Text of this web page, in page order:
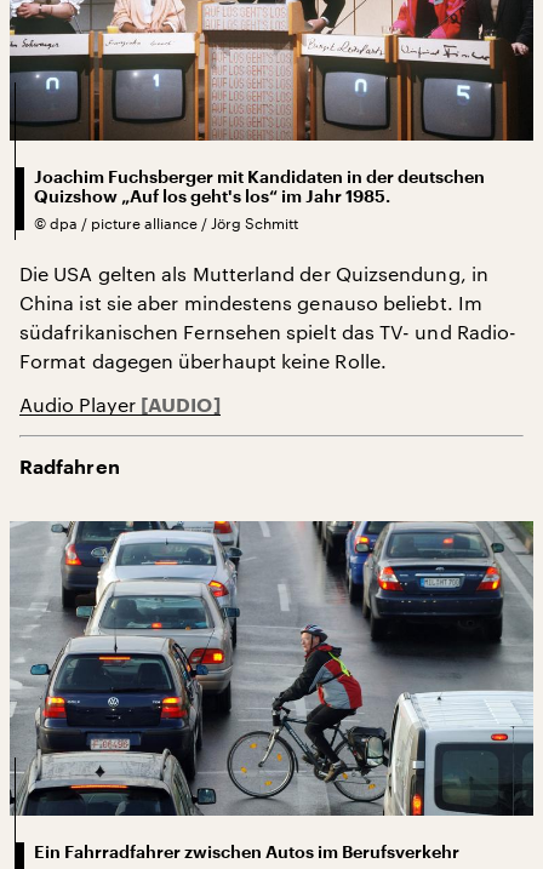
Joachim Fuchsberger mit Kandidaten in der deutschen
Quizshow „Auf los geht's los“ im Jahr 1985.
© dpa / picture alliance / Jörg Schmitt
Die USA gelten als Mutterland der Quizsendung, in
China ist sie aber mindestens genauso beliebt. Im
südafrikanischen Fernsehen spielt das TV- und Radio-
Format dagegen überhaupt keine Rolle.
Audio Player
Radfahren
Ein Fahrradfahrer zwischen Autos im Berufsverkehr